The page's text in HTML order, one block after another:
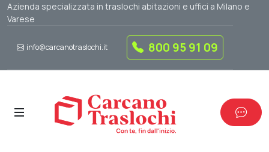
Azienda specializzata in traslochi abitazioni e uffici a Milano e
Varese
info@carcanotraslochi.it 800 95 91 09